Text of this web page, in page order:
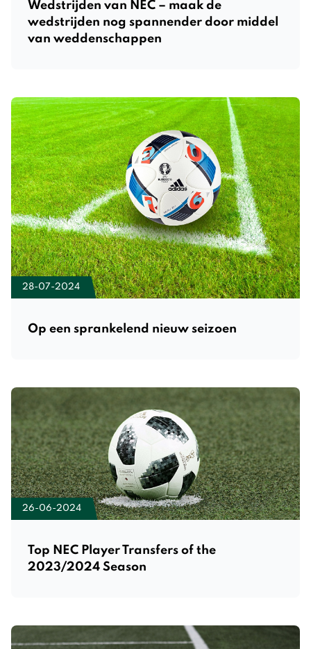
Wedstrijden van NEC – maak de
wedstrijden nog spannender door middel
van weddenschappen
28-07-2024
Op een sprankelend nieuw seizoen
26-06-2024
Top NEC Player Transfers of the
2023/2024 Season